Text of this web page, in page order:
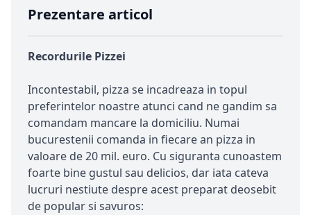
Prezentare articol
Recordurile Pizzei
Incontestabil, pizza se incadreaza in topul
preferintelor noastre atunci cand ne gandim sa
comandam mancare la domiciliu. Numai
bucurestenii comanda in fiecare an pizza in
valoare de 20 mil. euro. Cu siguranta cunoastem
foarte bine gustul sau delicios, dar iata cateva
lucruri nestiute despre acest preparat deosebit
de popular si savuros: